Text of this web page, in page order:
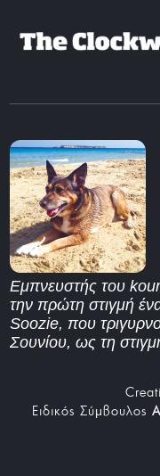
Εμπνευστής του
την πρώτη στιγμή
Soozie, που
Σουνίου, ως τη
Ειδικός Σύμβουλος